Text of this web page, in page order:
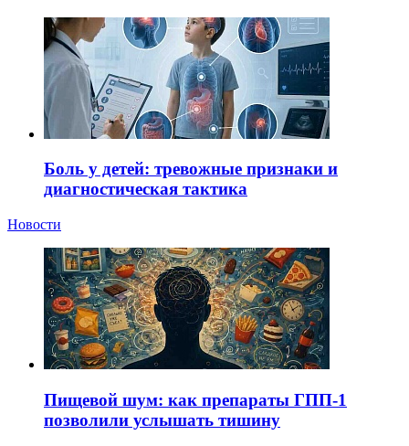
Боль у детей: тревожные признаки и
диагностическая тактика
Новости
Пищевой шум: как препараты ГПП-1
позволили услышать тишину